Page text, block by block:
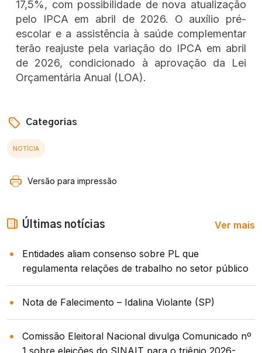
17,5%, com possibilidade de nova atualização
pelo IPCA em abril de 2026. O auxílio pré-
escolar e a assistência à saúde complementar
terão reajuste pela variação do IPCA em abril
de 2026, condicionado à aprovação da Lei
Orçamentária Anual (LOA).
Categorias
NOTÍCIA
Versão para impressão
Últimas notícias Ver mais
Entidades aliam consenso sobre PL que
regulamenta relações de trabalho no setor público
Nota de Falecimento – Idalina Violante (SP)
Comissão Eleitoral Nacional divulga Comunicado nº